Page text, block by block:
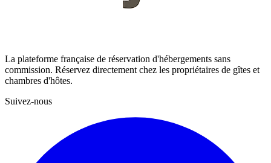
La plateforme française de réservation d'hébergements sans
commission. Réservez directement chez les propriétaires de gîtes et
chambres d'hôtes.
Suivez-nous